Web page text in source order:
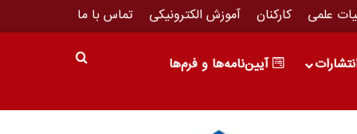
علمی کارکنان آموزش الکترونیکی تماس با ما
آیین‌نامه‌ها و فرم‌ها